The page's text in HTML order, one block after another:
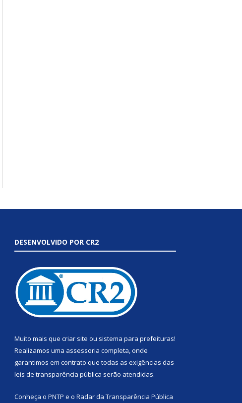
DESENVOLVIDO POR CR2
Muito mais que criar site ou sistema para prefeituras!
Realizamos uma assessoria completa, onde
garantimos em contrato que todas as exigências das
leis de transparência pública serão atendidas.
Conheça o PNTP e o Radar da Transparência Pública